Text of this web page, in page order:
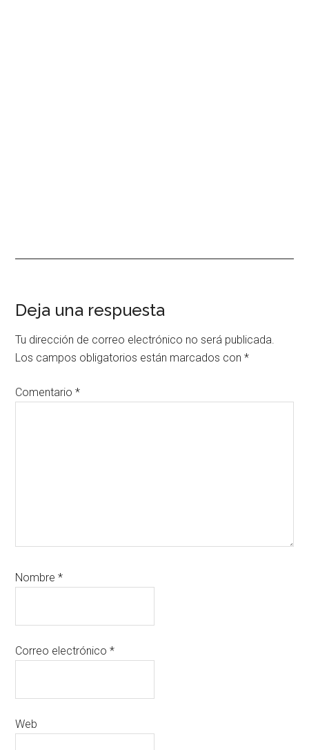
Interacciones
con
los
lectores
Deja una respuesta
Tu dirección de correo electrónico no será publicada.
Los campos obligatorios están marcados con*
Comentario*
Nombre*
Correo electrónico*
Web